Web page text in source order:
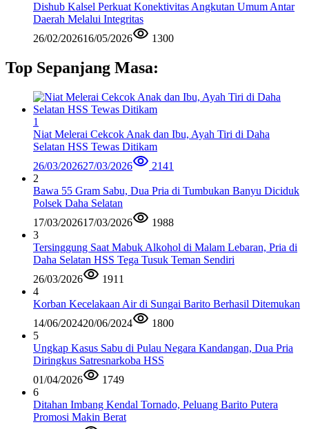
Dishub Kalsel Perkuat Konektivitas Angkutan Umum Antar
Daerah Melalui Integritas
26/02/202616/05/2026 1300
Top Sepanjang Masa:
1
Niat Melerai Cekcok Anak dan Ibu, Ayah Tiri di Daha
Selatan HSS Tewas Ditikam
26/03/202627/03/2026
2141
2
Bawa 55 Gram Sabu, Dua Pria di Tumbukan Banyu Diciduk
Polsek Daha Selatan
17/03/202617/03/2026
1988
3
Tersinggung Saat Mabuk Alkohol di Malam Lebaran, Pria di
Daha Selatan HSS Tega Tusuk Teman Sendiri
26/03/2026
1911
4
Korban Kecelakaan Air di Sungai Barito Berhasil Ditemukan
14/06/202420/06/2024
1800
5
Ungkap Kasus Sabu di Pulau Negara Kandangan, Dua Pria
Diringkus Satresnarkoba HSS
01/04/2026
1749
6
Ditahan Imbang Kendal Tornado, Peluang Barito Putera
Promosi Makin Berat